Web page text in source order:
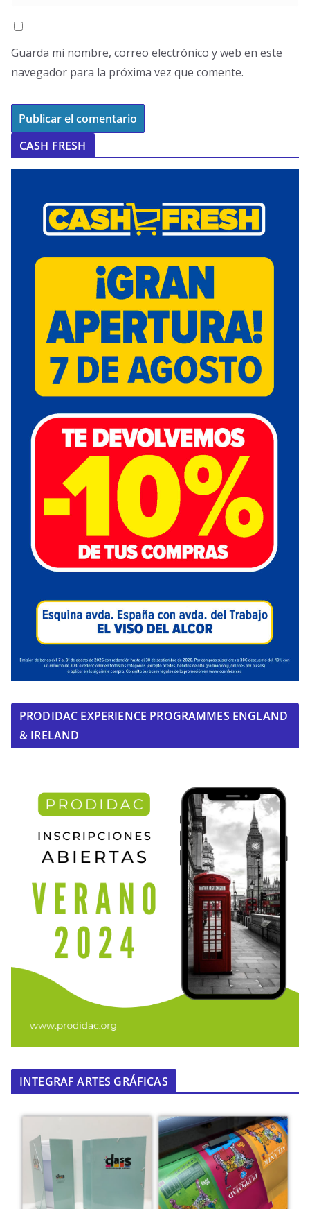
Guarda mi nombre, correo electrónico y web en este
navegador para la próxima vez que comente.
CASH FRESH
PRODIDAC EXPERIENCE PROGRAMMES ENGLAND
& IRELAND
INTEGRAF ARTES GRÁFICAS